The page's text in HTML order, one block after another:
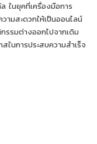
ในยุคที่เครื่องมือการ
ามสะดวกให้เป็นออนไลน์
รมต่างออกไปจากเดิม
ในการประสบความสำเร็จ